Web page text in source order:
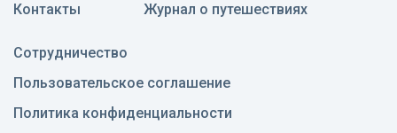
Контакты
Журнал о путешествиях
Сотрудничество
Пользовательское соглашение
Политика конфиденциальности